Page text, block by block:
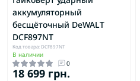
аккумуляторный
бесщёточный DeWALT
DCF897NT
Код товара: DCF897NT
В наличии
0
18 699 грн.